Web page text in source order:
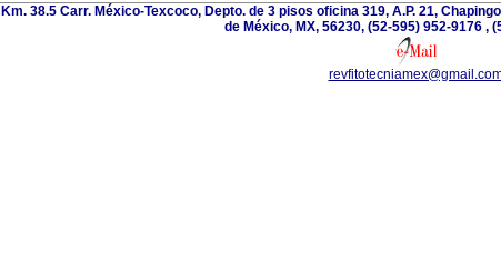
Km. 38.5 Carr. México-Texcoco, Depto. de 3 pisos oficina 319, A.P. 21,
de México, MX, 56230, (52-595) 952-9176 ,